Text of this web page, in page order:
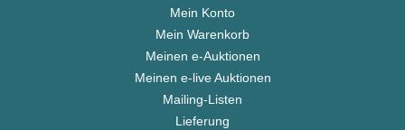
Mein Konto
Mein Warenkorb
Meinen e-Auktionen
Meinen e-live Auktionen
Mailing-Listen
Lieferung